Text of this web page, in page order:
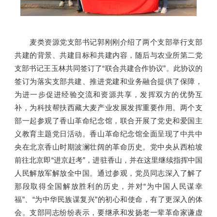
麦类资源党支部书记郭刚刚介绍了两个支部举行支部
共建的背景、共建目标和共建内容，随后与农业所第二党
支部书记王玉林共同签订了“联合共建合作协议”。此协议的
签订为落实支部共建、推进党建和业务融合提供了保障，
为进一步促进经验交流和资源共享，发挥双方的优势互
补，为科技帮扶西藏大麦产业发展发挥重要作用。两个支
部一起参观了香山革命纪念馆，联合开展了党史和爱国主
义教育主题党日活动。香山革命纪念馆全面呈现了中共中
央在北京香山时期波澜壮阔的革命历史。党中央从西柏坡
前往北京即“进京赶考”，进驻香山，并在这里继续指挥中国
人民解放军解放全中国。通过参观，党员同志深入了解了
那段取得全国解放胜利的历史，并对“为中国人民谋幸
福”、“为中华民族谋复兴”的初心和使命，有了更深入的体
会。支部同志纷纷表示，要继承和发扬老一辈革命家谦虚